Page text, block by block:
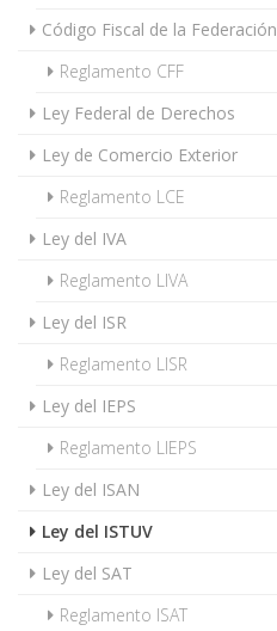
Código Fiscal de la Federación
Reglamento CFF
Ley Federal de Derechos
Ley de Comercio Exterior
Reglamento LCE
Ley del IVA
Reglamento LIVA
Ley del ISR
Reglamento LISR
Ley del IEPS
Reglamento LIEPS
Ley del ISAN
Ley del ISTUV
Ley del SAT
Reglamento ISAT